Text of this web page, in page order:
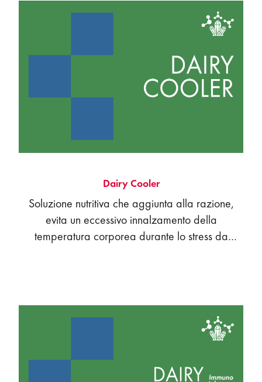
Dairy Cooler
Soluzione nutritiva che aggiunta alla razione,
evita un eccessivo innalzamento della
temperatura corporea durante lo stress da